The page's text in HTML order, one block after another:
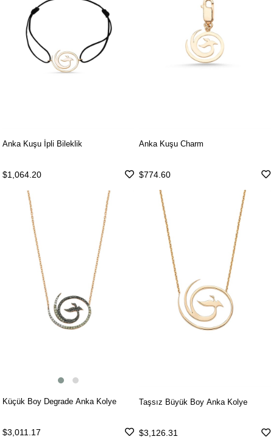
Anka Kuşu İpli Bileklik
$1,064.20
Anka Kuşu Charm
$774.60
Küçük Boy Degrade Anka Kolye
$3,011.17
Taşsız Büyük Boy Anka Kolye
$3,126.31